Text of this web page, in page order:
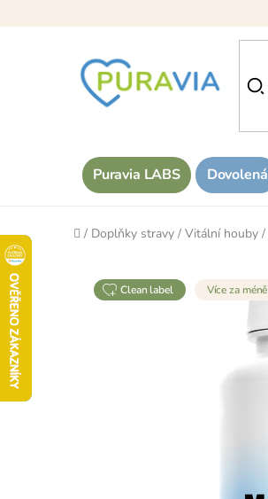
Puravia LABS Dovolená
Domů
/ Doplňky stravy / Vitální houby /
clean label Více za méně